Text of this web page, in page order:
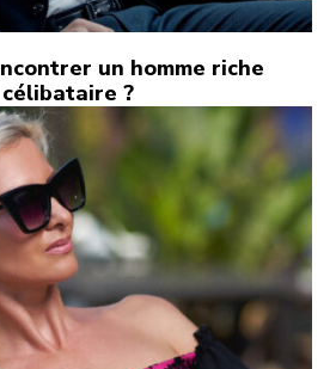
un homme riche
célibataire ?